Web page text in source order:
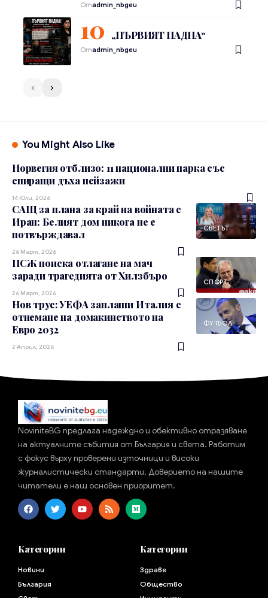
Отadmin_nbgeu
„ПЪРВИЯТ ПАДНА“
Отadmin_nbgeu
You Might Also Like
Норвегия отблизо: 11 национални парка със
спиращи дъха пейзажи
14 Юли, 2026
СВЕТЪТ
САЩ за плана за край на войната с
Иран: Белият дом никога не е
потвърждавал
26 Март, 2026
СПОРТ
ПСЖ поиска отлагане на мач
заради трагедията от Хилзбъро
26 Март, 2026
ФУТБОЛ
Нов трус: УЕФА заплаши Италия с
отнемане на домакинството на
Евро 2032
2 Април, 2026
NoviniteBG предлага надеждно и обективно отразяване
на актуалните събития от България и света. Работим
с фокус върху проверени източници и високи
журналистически стандарти. Доверието на нашите
читатели е наш основен приоритет.
Категории
Новини
България
Категории
Здраве
Общество